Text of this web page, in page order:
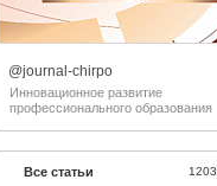
@journal-chirpo
Инновационное развитие
профессионального образования
Все статьи 1203